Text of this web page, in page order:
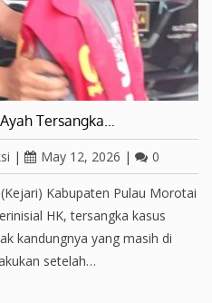
Tersangka…
| May 12, 2026 | 0
Kabupaten Pulau Morotai
HK, tersangka kasus
kandungnya yang masih di
setelah…